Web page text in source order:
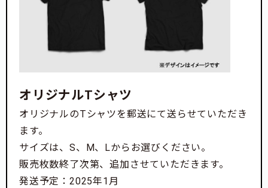
オリジナルTシャツ
オリジナルのTシャツを郵送にて送らせていただき
ます。
サイズは、S、M、Lからお選びください。
販売枚数終了次第、追加させていただきます。
発送予定：2025年1月